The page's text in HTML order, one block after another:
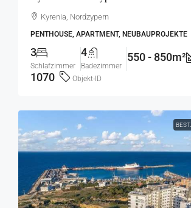
Kyrenia, Nordzypern
PENTHOUSE, APARTMENT, NEUBAUPROJEKTE
3
Schlafzimmer
4
Badezimmer
550 - 850m²
1070
Objekt-ID